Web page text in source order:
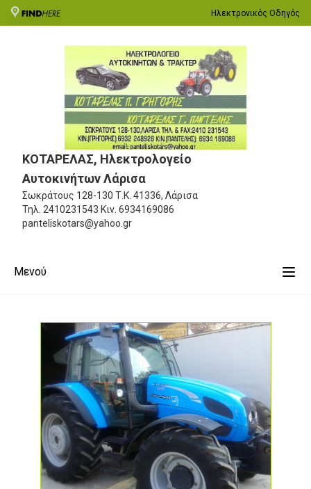
Ηλεκτρονικός Οδηγός
ΚΟΤΑΡΕΛΑΣ, Ηλεκτρολογείο
Αυτοκινήτων Λάρισα
Σωκράτους 128-130 Τ.Κ. 41336, Λάρισα
Τηλ. 2410231543 Κιν. 6934169086
panteliskotars@yahoo.gr
Μενού